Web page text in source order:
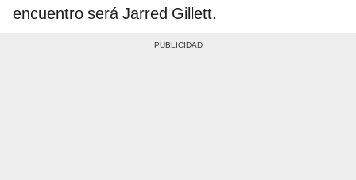
encuentro será Jarred Gillett.